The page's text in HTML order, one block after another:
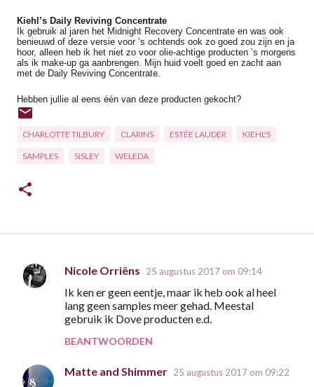
Kiehl’s Daily Reviving Concentrate
Ik gebruik al jaren het Midnight Recovery Concentrate en was ook
benieuwd of deze versie voor ’s ochtends ook zo goed zou zijn en ja
hoor, alleen heb ik het niet zo voor olie-achtige producten ’s morgens
als ik make-up ga aanbrengen. Mijn huid voelt goed en zacht aan
met de Daily Reviving Concentrate.
Hebben jullie al eens één van deze producten gekocht?
CHARLOTTE TILBURY CLARINS ESTÉE LAUDER KIEHL'S
SAMPLES SISLEY WELEDA
R
i
Nicole Orriëns 25 augustus 2017 om 09:14
Ik ken er geen eentje, maar ik heb ook al heel
lang geen samples meer gehad. Meestal
gebruik ik Dove producten e.d.
BEANTWOORDEN
Matte and Shimmer 25 augustus 2017 om 09:22